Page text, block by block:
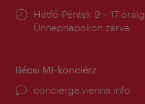
Nyitva
tartás:
Hétfő-Péntek 9 – 17 óráig
Ünnepnapokon zárva
Bécsi MI-konciérz
concierge.vienna.info